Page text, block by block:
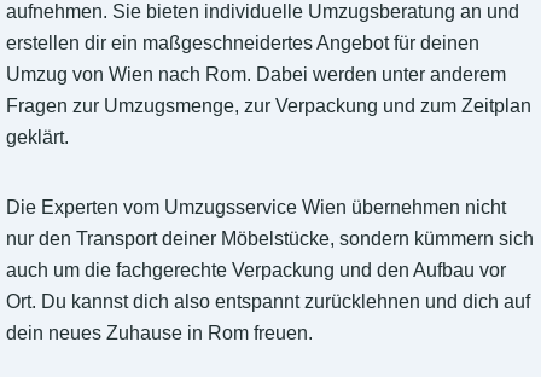
aufnehmen. Sie bieten individuelle Umzugsberatung an und
erstellen dir ein maßgeschneidertes Angebot für deinen
Umzug von Wien nach Rom. Dabei werden unter anderem
Fragen zur Umzugsmenge, zur Verpackung und zum Zeitplan
geklärt.
Die Experten vom Umzugsservice Wien übernehmen nicht
nur den Transport deiner Möbelstücke, sondern kümmern sich
auch um die fachgerechte Verpackung und den Aufbau vor
Ort. Du kannst dich also entspannt zurücklehnen und dich auf
dein neues Zuhause in Rom freuen.